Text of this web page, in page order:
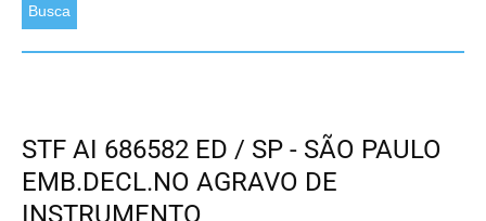
Busca
STF AI 686582 ED / SP - SÃO PAULO
EMB.DECL.NO AGRAVO DE
INSTRUMENTO